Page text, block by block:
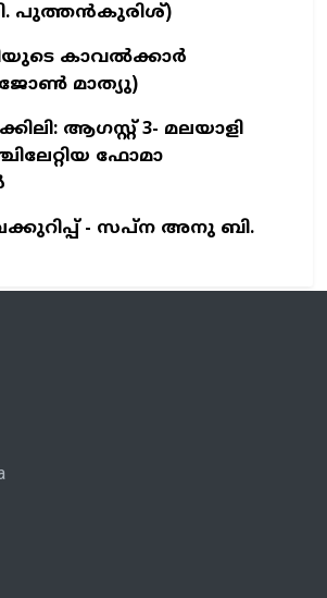
പുത്തൻകുരിശ്)
കാവല്‍ക്കാര്‍
മാത്യു)
ആഗസ്റ്റ് 3- മലയാളി
ഫോമാ
- സപ്ന അനു ബി.